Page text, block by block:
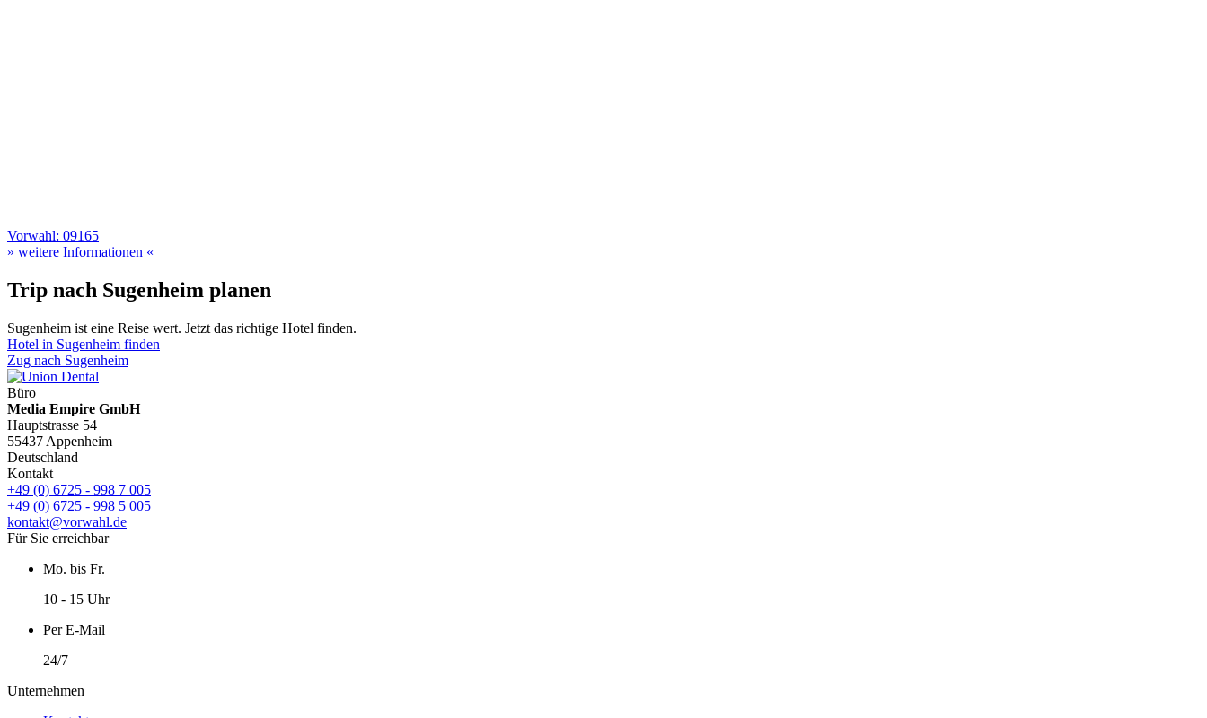
Vorwahl: 09165
» weitere Informationen «
Trip nach Sugenheim planen
Sugenheim ist eine Reise wert. Jetzt das richtige Hotel finden.
Hotel in Sugenheim finden
Zug nach Sugenheim
Büro
Media Empire GmbH
Hauptstrasse 54
55437 Appenheim
Deutschland
Kontakt
+49 (0) 6725 - 998 7 005
+49 (0) 6725 - 998 5 005
kontakt@vorwahl.de
Für Sie erreichbar
Mo. bis Fr.
10 - 15 Uhr
Per E-Mail
24/7
Unternehmen